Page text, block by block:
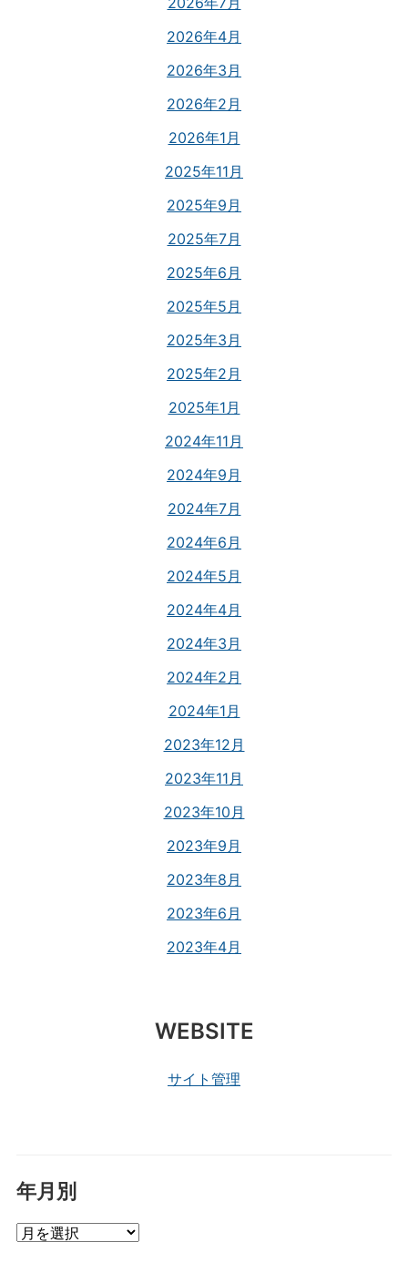
2026年4月
2026年3月
2026年2月
2026年1月
2025年11月
2025年9月
2025年7月
2025年6月
2025年5月
2025年3月
2025年2月
2025年1月
2024年11月
2024年9月
2024年7月
2024年6月
2024年5月
2024年4月
2024年3月
2024年2月
2024年1月
2023年12月
2023年11月
2023年10月
2023年9月
2023年8月
2023年6月
2023年4月
WEBSITE
サイト管理
年月別
年